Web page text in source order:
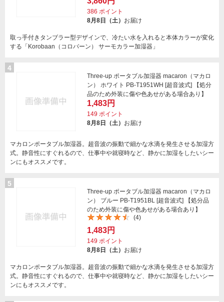
386 ポイント
8月8日（土） お届け
取っ手付きタンブラー型デザインで、冷たい水を入れると本体カラーが変化
する「Korobaan（コロバーン） サーモカラー加湿器」
4
Three-up ポータブル加湿器 macaron（マカロ
ン） ホワイト PB-T1951WH [超音波式] 【処分
品のため外装に傷や色あせがある場合あり】
1,483円
149 ポイント
8月8日（土） お届け
マカロンポータブル加湿器。超音波の振動で細かな水滴を発生させる加湿方
式。静音性にすぐれるので、仕事中や就寝時など、静かに加湿をしたいシー
ンにもオススメです。
5
Three-up ポータブル加湿器 macaron（マカロ
ン） ブルー PB-T1951BL [超音波式] 【処分品
のため外装に傷や色あせがある場合あり】
(4)
1,483円
149 ポイント
8月8日（土） お届け
マカロンポータブル加湿器。超音波の振動で細かな水滴を発生させる加湿方
式。静音性にすぐれるので、仕事中や就寝時など、静かに加湿をしたいシー
ンにもオススメです。